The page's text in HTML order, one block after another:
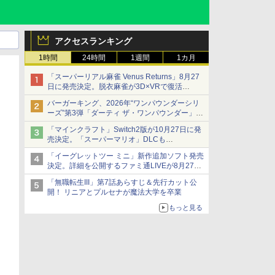
アクセスランキング
1時間 24時間 1週間 1カ月
「スーパーリアル麻雀 Venus Returns」8月27
日に発売決定。脱衣麻雀が3D×VRで復活
発売から2週間は20%オフになるセールが実施
バーガーキング、2026年“ワンパウンダーシリ
ーズ”第3弾「ダーティ ザ・ワンパウンダー」を
8月7日発売
「特製ガーリックマヨソース」を使用した超大
型チーズバーガー
「マインクラフト」Switch2版が10月27日に発
売決定。「スーパーマリオ」DLCも
Switch版からのアップグレードも可能に
「イーグレットツー ミニ」新作追加ソフト発売
決定。詳細を公開するファミ通LIVEが8月27日
20時から配信
シリーズ累計100タイトルへ
「無職転生III」第7話あらすじ＆先行カット公
開！ リニアとプルセナが魔法大学を卒業
もっと見る